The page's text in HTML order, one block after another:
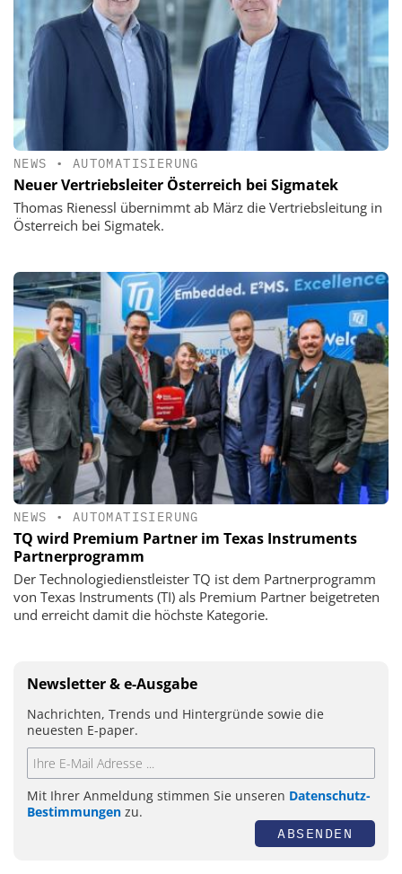
NEWS • AUTOMATISIERUNG
Neuer Vertriebsleiter Österreich bei Sigmatek
Thomas Rienessl übernimmt ab März die Vertriebsleitung in
Österreich bei Sigmatek.
NEWS • AUTOMATISIERUNG
TQ wird Premium Partner im Texas Instruments
Partnerprogramm
Der Technologiedienstleister TQ ist dem Partnerprogramm
von Texas Instruments (TI) als Premium Partner beigetreten
und erreicht damit die höchste Kategorie.
Newsletter & e-Ausgabe
Nachrichten, Trends und Hintergründe sowie die
neuesten E-paper.
Mit Ihrer Anmeldung stimmen Sie unseren Datenschutz-
Bestimmungen zu.
ABSENDEN